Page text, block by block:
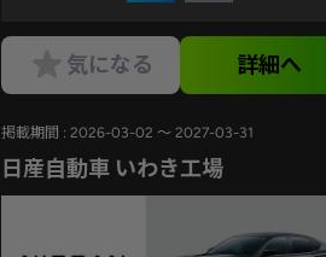
気になる 詳細へ
掲載期間 : 2026-03-02 ～ 2027-03-31
日産自動車 いわき工場